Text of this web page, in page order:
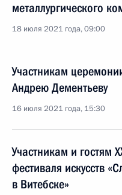
металлургического
18 июля 2021 года, 09:00
Участникам
Андрею Дементьеву
16 июля 2021 года, 15:30
Участникам и гостям
фестиваля искусств
в Витебске»